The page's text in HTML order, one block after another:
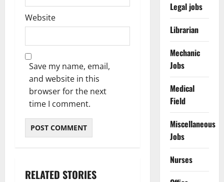
Website
Save my name, email,
and website in this
browser for the next
time I comment.
RELATED STORIES
Legal jobs
Librarian
Mechanic
Jobs
Medical
Field
Miscellaneous
Jobs
Nurses